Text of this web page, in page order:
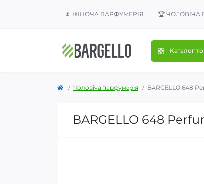
🌷 ЖІНОЧА ПАРФУМЕРІЯ 🏆 ЧОЛОВІЧА
Каталог
Чоловіча парфумерія BARGELLO 648
BARGELLO 648